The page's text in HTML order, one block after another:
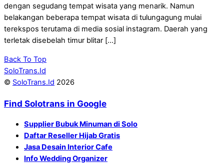
dengan segudang tempat wisata yang menarik. Namun
belakangan beberapa tempat wisata di tulungagung mulai
terekspos terutama di media sosial instagram. Daerah yang
terletak disebelah timur blitar […]
Back To Top
SoloTrans.Id
© SoloTrans.Id 2026
Find Solotrans in Google
Supplier Bubuk Minuman di Solo
Daftar Reseller Hijab Gratis
Jasa Desain Interior Cafe
Info Wedding Organizer